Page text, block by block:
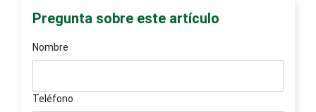
Pregunta sobre este artículo
Nombre
Teléfono